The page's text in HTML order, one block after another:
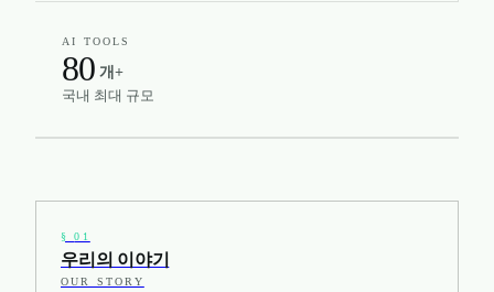
AI TOOLS
80 개+
국내 최대 규모
§01
우리의 이야기
OUR STORY